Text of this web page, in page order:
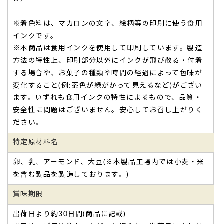
※着色料は、マカロンの文字、絵柄等の印刷に使う食用
インクです。
※本商品は食用インクを使用して印刷しています。製造
方法の特性上、印刷部分以外にインクが飛び散る・付着
する場合や、お菓子の種類や時間の経過によって色味が
変化すること(例:茶色が緑がかって見えるなど)がござい
ます。いずれも食用インクの特性によるもので、品質・
安全性に問題はございません。安心してお召し上がりく
ださい。
特定原材料名
卵、乳、アーモンド、大豆(※本製品工場内では小麦・米
を含む製品を製造しております。)
賞味期限
出荷日より約30日間(商品に記載)